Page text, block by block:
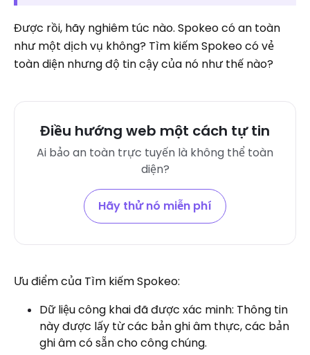
Được rồi, hãy nghiêm túc nào. Spokeo có an toàn
như một dịch vụ không? Tìm kiếm Spokeo có vẻ
toàn diện nhưng độ tin cậy của nó như thế nào?
Điều hướng web một cách tự tin
Ai bảo an toàn trực tuyến là không thể toàn
diện?
Hãy thử nó miễn phí
Ưu điểm của Tìm kiếm Spokeo:
Dữ liệu công khai đã được xác minh: Thông tin
này được lấy từ các bản ghi âm thực, các bản
ghi âm có sẵn cho công chúng.